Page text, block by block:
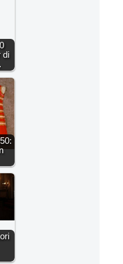
di